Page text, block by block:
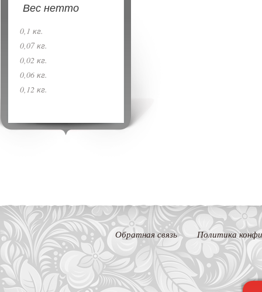
Вес нетто
0,1 кг.
0,07 кг.
0,02 кг.
0,06 кг.
0,12 кг.
Обратная связь Политика